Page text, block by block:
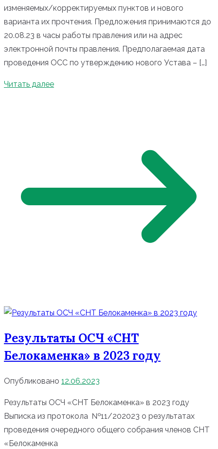
изменяемых/корректируемых пунктов и нового
варианта их прочтения. Предложения принимаются до
20.08.23 в часы работы правления или на адрес
электронной почты правления. Предполагаемая дата
проведения ОСС по утверждению нового Устава – […]
Читать далее
Результаты ОСЧ «СНТ
Белокаменка» в 2023 году
Опубликовано 12.06.2023
Результаты ОСЧ «СНТ Белокаменка» в 2023 году
Выписка из протокола №11/202023 о результатах
проведения очередного общего собрания членов СНТ
«Белокаменка